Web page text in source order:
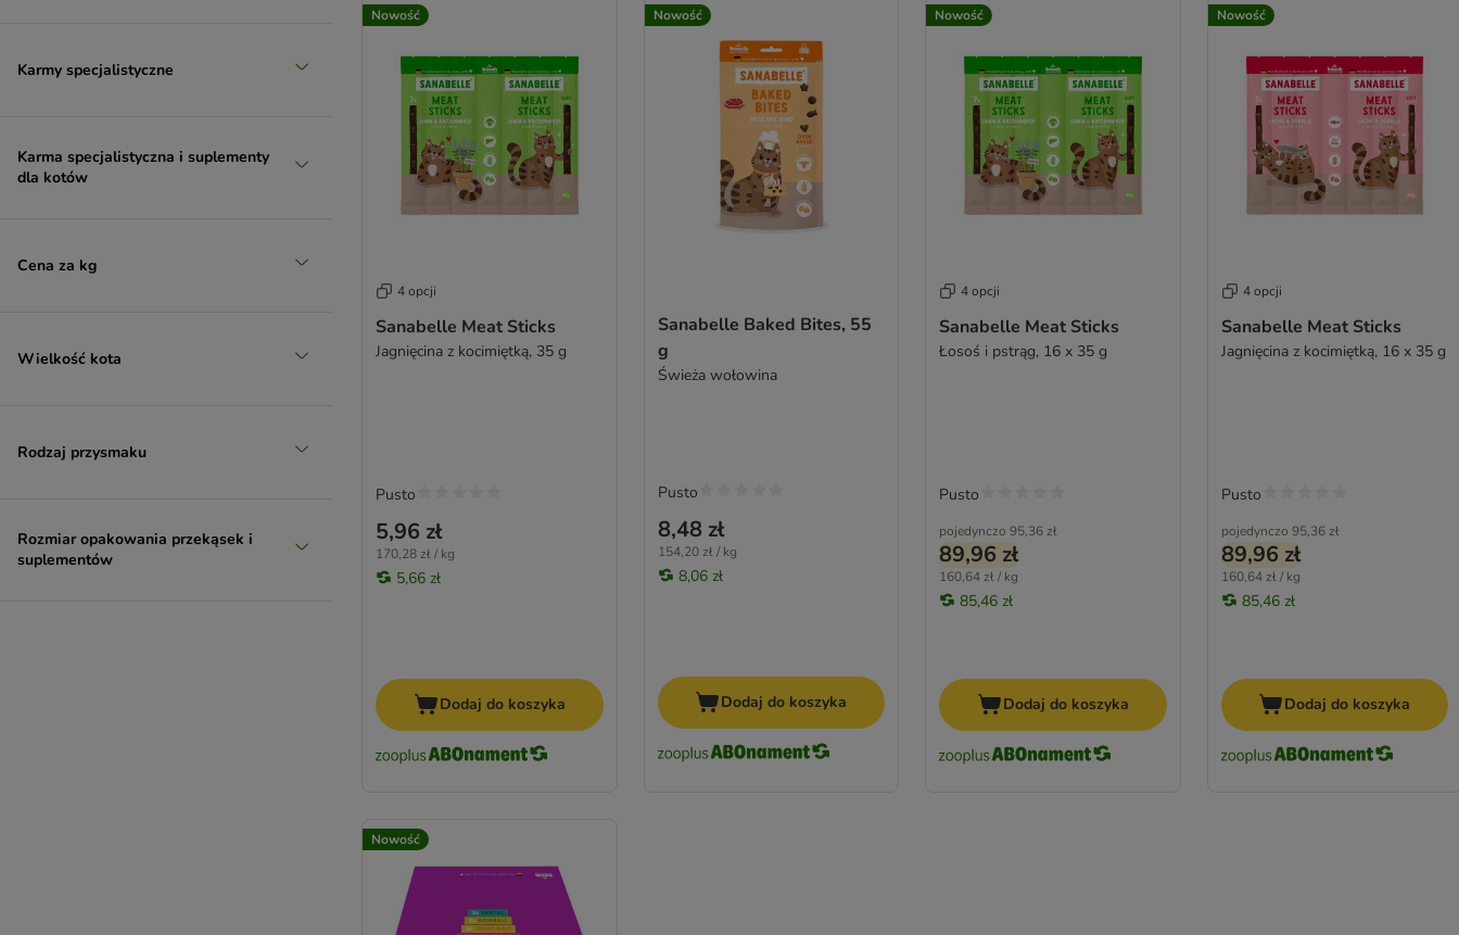
Karmy specjalistyczne
Karma specjalistyczna i suplementy
dla kotów
Cena za kg
Wielkość kota
Rodzaj przysmaku
Rozmiar opakowania przekąsek i
suplementów
Nowość
4 opcji
Sanabelle Meat Sticks
Jagnięcina z kocimiętką, 35 g
5,96 zł
170,28 zł / kg
5,66 zł
Pusto
Dodaj do koszyka
Nowość
Sanabelle Baked Bites, 55
g
Świeża wołowina
8,48 zł
154,20 zł / kg
8,06 zł
Pusto
Dodaj do koszyka
Nowość
4 opcji
Sanabelle Meat Sticks
Łosoś i pstrąg, 16 x 35 g
pojedynczo 95,36 zł
89,96 zł
160,64 zł / kg
85,46 zł
Pusto
Dodaj do koszyka
Nowość
4 opcji
Sanabelle Meat Sticks
Jagnięcina z kocimiętką, 16 x 35 g
pojedynczo 95,36 zł
89,96 zł
160,64 zł / kg
85,46 zł
Pusto
Dodaj do koszyka
Nowość